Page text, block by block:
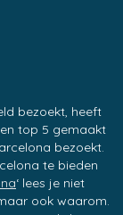
bezoekt, heeft
top 5 gemaakt
bezoekt.
te bieden
‘ lees je niet
ook waarom.